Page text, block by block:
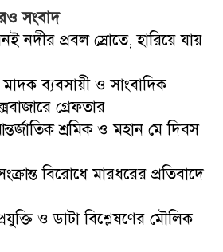
সংবাদ
নদীর প্রবল স্রোতে, হারিয়ে যায়
মাদক ব্যবসায়ী ও সাংবাদিক
গ্রেফতার
শ্রমিক ও মহান মে দিবস
বিরোধে মারধরের প্রতিবাদে
ও ডাটা বিশ্লেষণের মৌলিক